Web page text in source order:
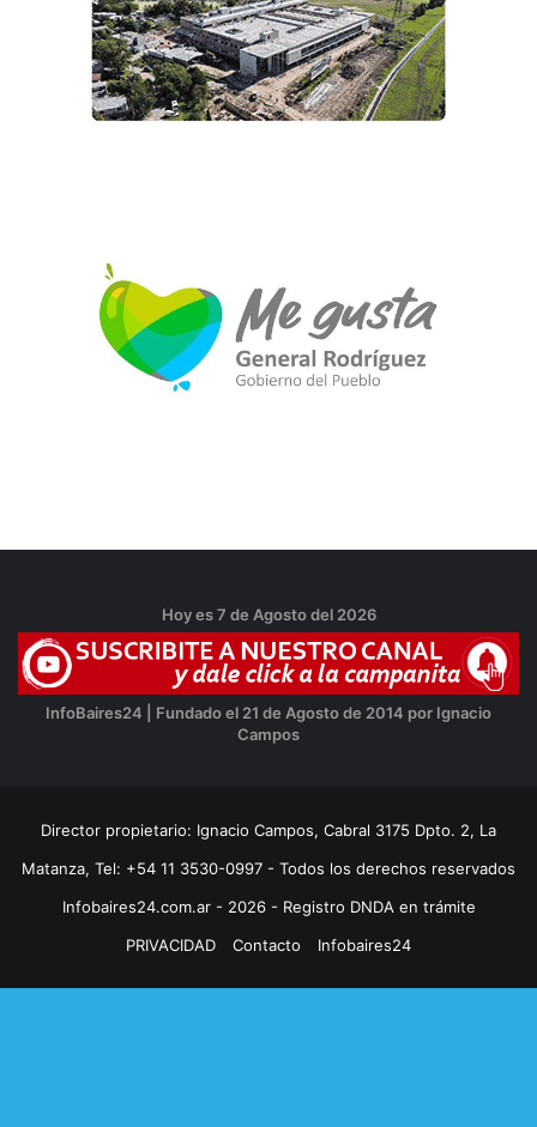
Hoy es 7 de Agosto del 2026
InfoBaires24 | Fundado el 21 de Agosto de 2014 por Ignacio
Campos
Director propietario: Ignacio Campos, Cabral 3175 Dpto. 2, La
Matanza, Tel: +54 11 3530-0997 - Todos los derechos reservados
Infobaires24.com.ar - 2026 - Registro DNDA en trámite
PRIVACIDAD
Contacto Infobaires24